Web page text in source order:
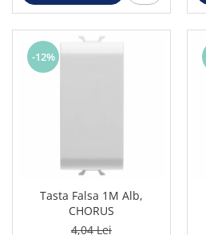
-12%
Tasta Falsa 1M Alb,
CHORUS
4,04 Lei